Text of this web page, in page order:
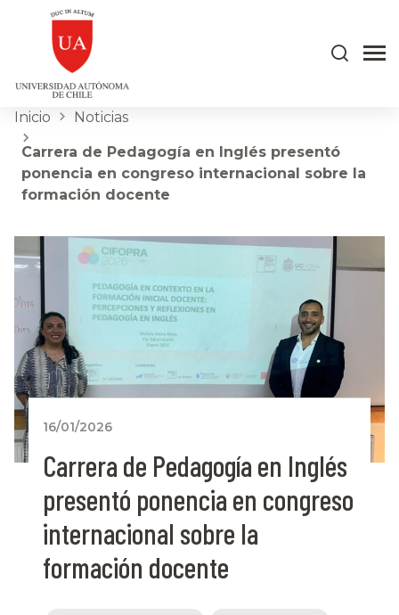
Inicio Noticias
Carrera de Pedagogía en Inglés presentó
ponencia en congreso internacional sobre la
formación docente
16/01/2026
Carrera de Pedagogía en Inglés
presentó ponencia en congreso
internacional sobre la
formación docente